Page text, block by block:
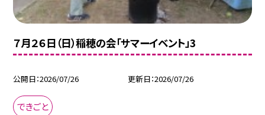
７月２６日（日）稲穂の会「サマーイベント」3
公開日 2026/07/26 更新日 2026/07/26
できごと